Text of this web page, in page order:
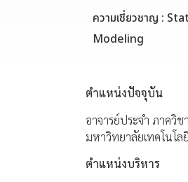
ความเชี่ยวชาญ :
Modeling
ตำแหน่งปัจจุบัน
อาจารย์ประจำ ภาควิ
มหาวิทยาลัยเทคโนโล
ตำแหน่งบริหาร